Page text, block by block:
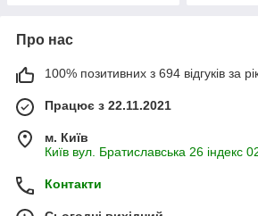
Про нас
100% позитивних з 694 відгуків за
Працює з 22.11.2021
м. Київ
Київ вул. Братиславська 26 індекс
Контакти